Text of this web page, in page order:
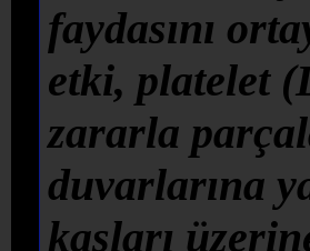
faydasını
etki, platelet
zararla
duvarlarına
kasları